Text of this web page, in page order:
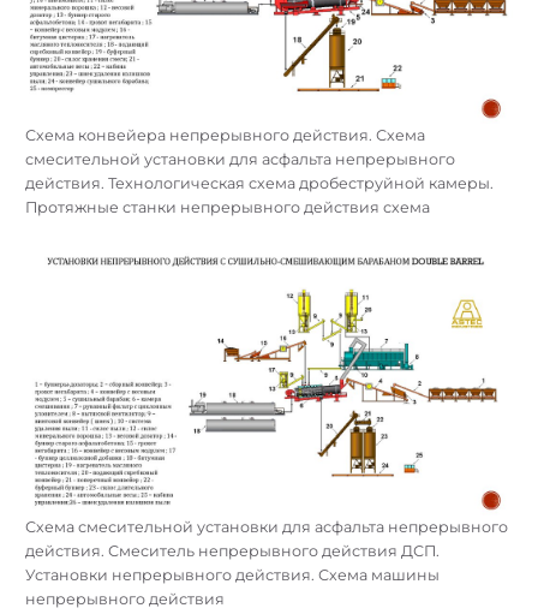
Схема конвейера непрерывного действия. Схема
смесительной установки для асфальта непрерывного
действия. Технологическая схема дробеструйной камеры.
Протяжные станки непрерывного действия схема
Схема смесительной установки для асфальта непрерывного
действия. Смеситель непрерывного действия ДСП.
Установки непрерывного действия. Схема машины
непрерывного действия